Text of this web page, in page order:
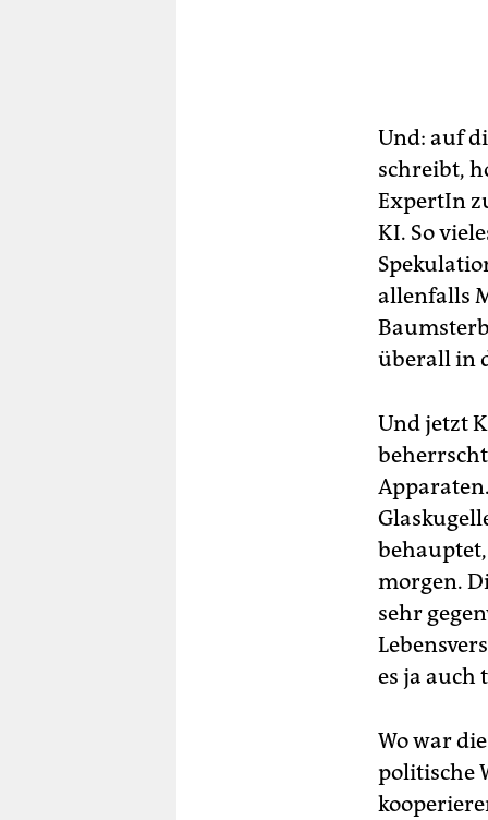
Und: auf
schreibt,
ExpertIn
KI. So
allenfalls
überall in
Und jetzt
morgen.
sehr
es ja auch
Wo war
politische